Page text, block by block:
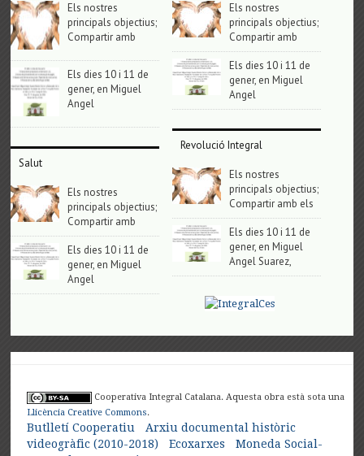
Els nostres
principals objectius;
Compartir amb
Els dies 10 i 11 de
gener, en Miguel
Angel
Salut
Els nostres
principals objectius;
Compartir amb
Els dies 10 i 11 de
gener, en Miguel
Angel
Els nostres
principals objectius;
Compartir amb
Els dies 10 i 11 de
gener, en Miguel
Angel
Revolució Integral
Els nostres
principals objectius;
Compartir amb els
Els dies 10 i 11 de
gener, en Miguel
Angel Suarez,
Cooperativa Integral Catalana. Aquesta obra està sota una
Llicència Creative Commons.
Butlletí Cooperatiu
Arxiu documental històric
videogràfic (2010-2018)
Ecoxarxes
Moneda Social-